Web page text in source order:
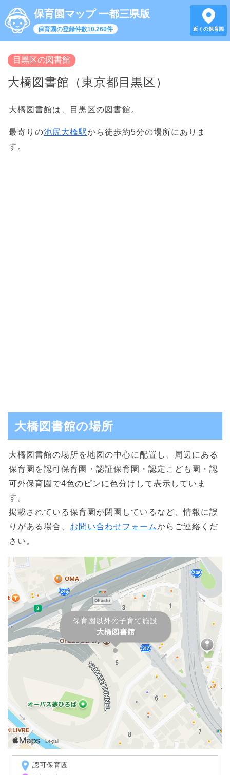
保育園マップ 一都三県版
保育園の登録件数10,260件 近くの保育園
目黒区の図書館
大橋図書館（東京都目黒区）
大橋図書館は、目黒区の図書館。
最寄りの池尻大橋駅から徒歩約5分の場所にありま
す。
大橋図書館の場所
大橋図書館の場所を地図の中心に配置し、周辺にある
保育園を認可保育園・認証保育園・認定こども園・認
可外保育園で4色のピンに色分けして表示していま
す。
掲載されている保育園が閉園しているなど、情報に誤
りがある場合、 お問い合わせフォームからご連絡くだ
さい。
保育園以外の子育て施設
大橋図書館
認可保育園